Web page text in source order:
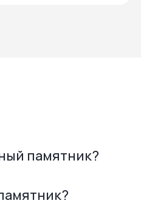
памятник?